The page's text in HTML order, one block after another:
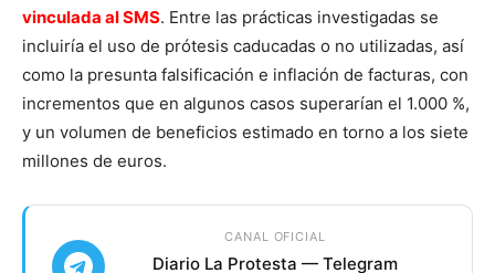
vinculada al SMS. Entre las prácticas investigadas se
incluiría el uso de prótesis caducadas o no utilizadas, así
como la presunta falsificación e inflación de facturas, con
incrementos que en algunos casos superarían el 1.000 %,
y un volumen de beneficios estimado en torno a los siete
millones de euros.
CANAL OFICIAL
Diario La Protesta — Telegram